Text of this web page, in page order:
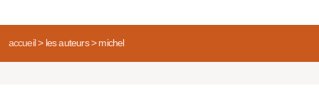
accueil> les auteurs> michel